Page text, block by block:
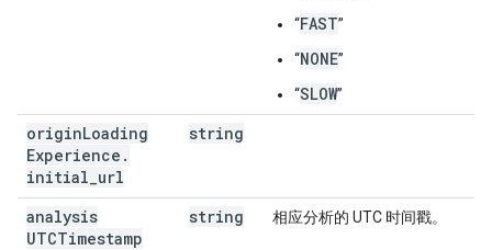
“FAST”
“NONE”
“SLOW”
originLoading
Experience .
initial url
string
analysis
UTCTimestamp
string 相应分析的 UTC 时间戳。